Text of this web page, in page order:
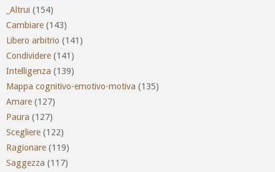
_Altrui (154)
Cambiare (143)
Libero arbitrio (141)
Condividere (141)
Intelligenza (139)
Mappa cognitivo-emotivo-motiva (135)
Amare (127)
Paura (127)
Scegliere (122)
Ragionare (119)
Saggezza (117)